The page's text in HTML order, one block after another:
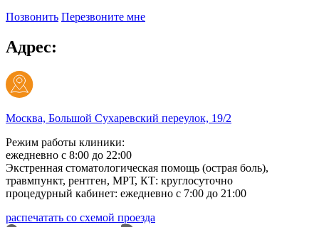
Позвонить Перезвоните мне
Адрес:
Москва, Большой Сухаревский переулок, 19/2
Режим работы клиники:
ежедневно с 8:00 до 22:00
Экстренная стоматологическая помощь (острая боль),
травмпункт, рентген, МРТ, КТ: круглосуточно
процедурный кабинет: ежедневно с 7:00 до 21:00
распечатать со схемой проезда